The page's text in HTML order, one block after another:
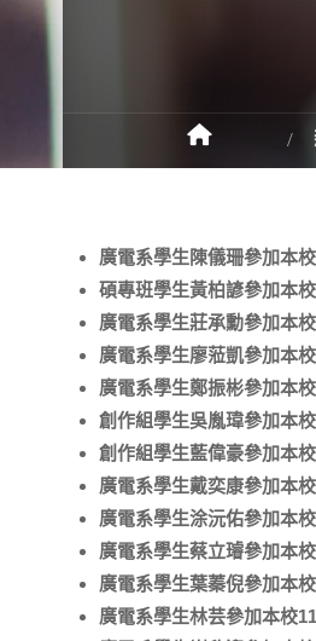
廣電系學生陳儀珊參加本
碩專班學生黃柏諺參加本
廣電系學生莊承勳參加本
廣電系學生廖蒞凱參加本
廣電系學生鄭振彬參加本
創作組學生吳胤瑋參加本
創作組學生藍偉豪參加本
廣電系學生戴奕康參加本
廣電系學生涂沅佑參加本
廣電系學生蔡立璿參加本
廣電系學生葉蓁倪參加本
廣電系學生林芸參加本校